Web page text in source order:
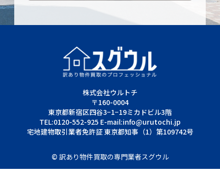
株式会社ウルトチ
〒160-0004
東京都新宿区四谷3−1−19ミカドビル3階
TEL:0120-552-925 E-mail:info@urutochi.jp
宅地建物取引業者免許証 東京都知事（1）第109742号
© 訳あり物件買取の専門業者スグウル